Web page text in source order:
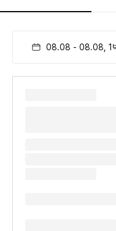
08.08 - 08.08 1